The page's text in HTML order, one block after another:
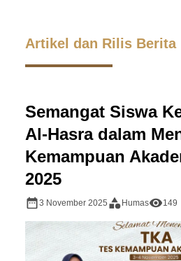
Artikel dan Rilis Berita
Semangat Siswa
Al-Hasra dalam
Kemampuan
2025
3 November 2025 Humas 149